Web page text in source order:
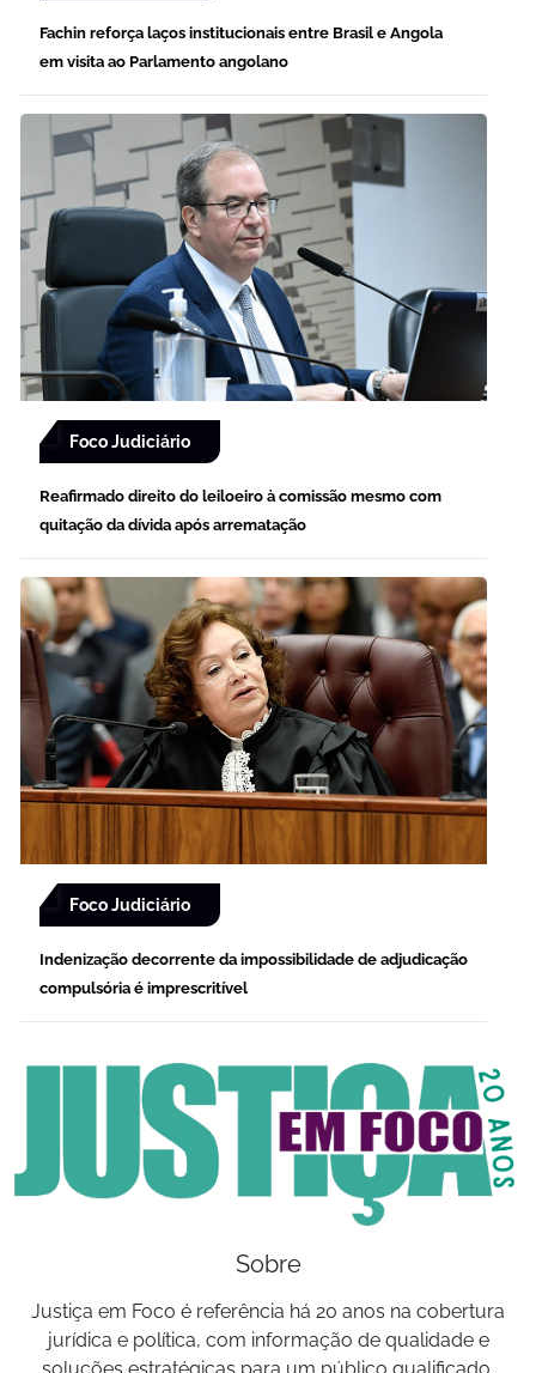
Fachin reforça laços institucionais entre Brasil e Angola
em visita ao Parlamento angolano
Foco Judiciário
Reafirmado direito do leiloeiro à comissão mesmo com
quitação da dívida após arrematação
Foco Judiciário
Indenização decorrente da impossibilidade de adjudicação
compulsória é imprescritível
Sobre
Justiça em Foco é referência há 20 anos na cobertura
jurídica e política, com informação de qualidade e